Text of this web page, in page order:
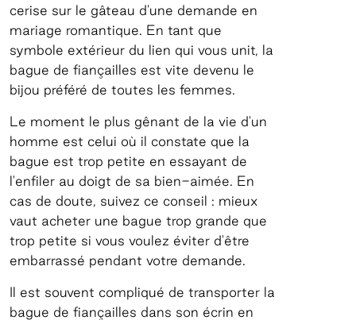
cerise sur le gâteau d'une demande en
mariage romantique. En tant que
symbole extérieur du lien qui vous unit, la
bague de fiançailles est vite devenu le
bijou préféré de toutes les femmes.
Le moment le plus gênant de la vie d'un
homme est celui où il constate que la
bague est trop petite en essayant de
l'enfiler au doigt de sa bien-aimée. En
cas de doute, suivez ce conseil : mieux
vaut acheter une bague trop grande que
trop petite si vous voulez éviter d'être
embarrassé pendant votre demande.
Il est souvent compliqué de transporter la
bague de fiançailles dans son écrin en